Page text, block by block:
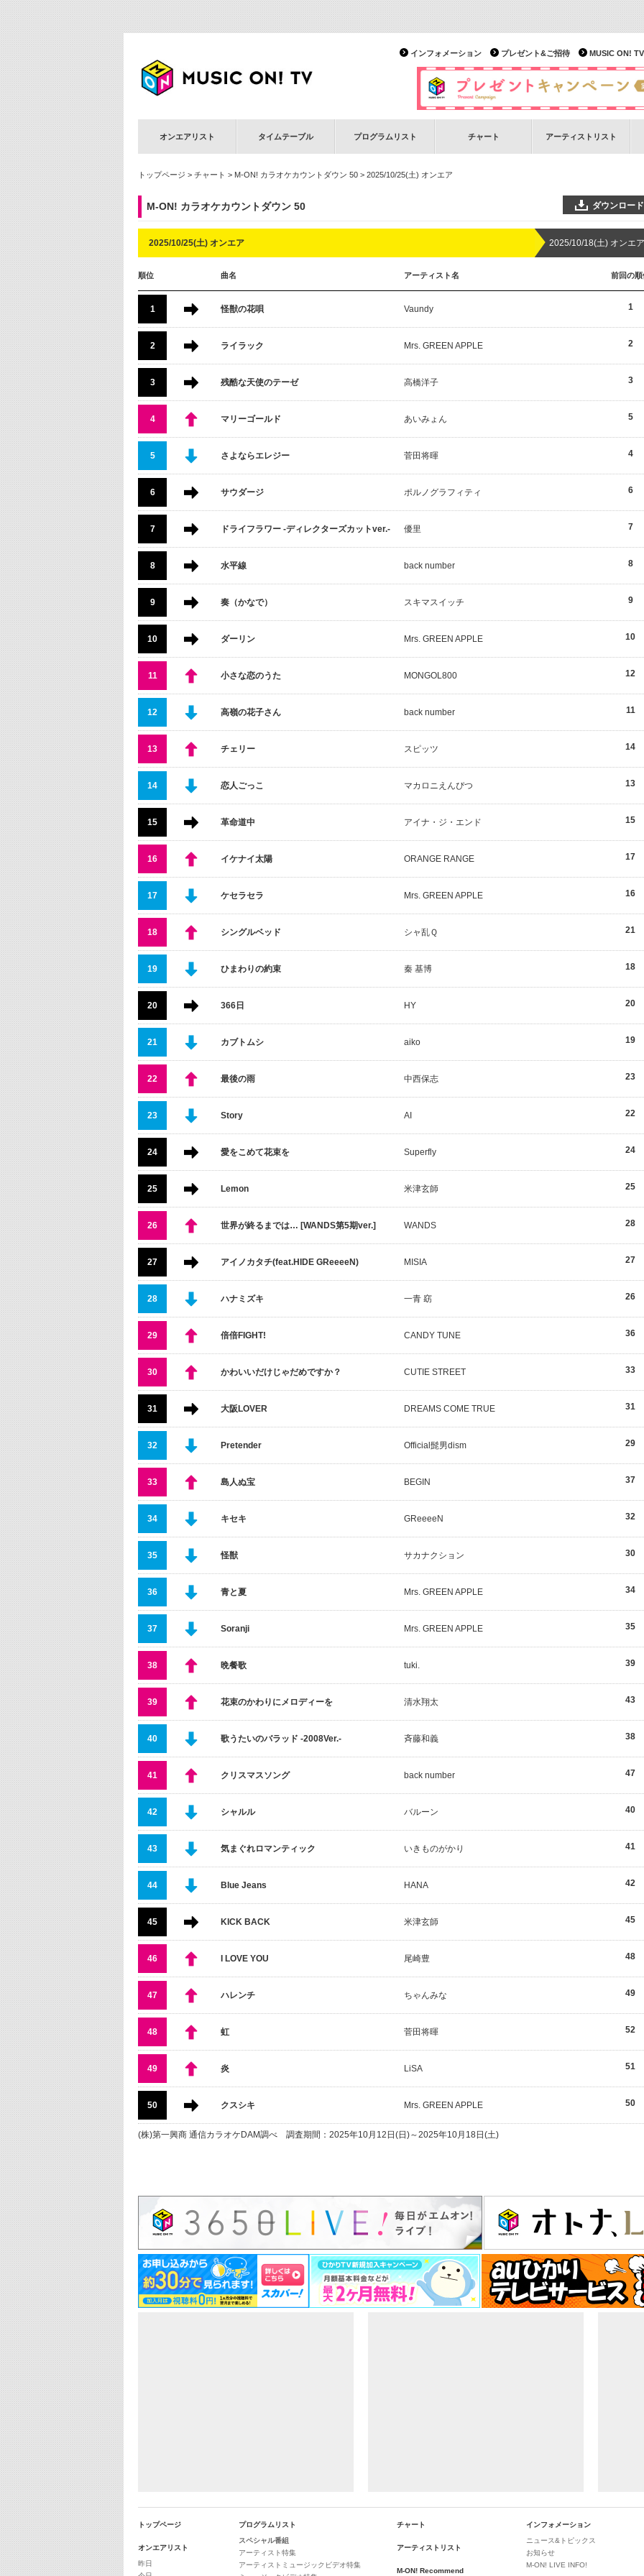
MUSIC ON!
プレゼント&ご招待
インフォメーション
オンエアリスト タイムテーブル プログラムリスト チャート アーティストリスト
トップページ > チャート > M-ON! カラオケカウントダウン 50 > 2025/10/25(土) オンエア
ダウンロード
M-ON! カラオケカウントダウン 50
2025/10/25(土) オンエア 2025/10/18(土) オンエア
順位 曲名 アーティスト名 前回の順
1 怪獣の花唄 Vaundy 1
2 ライラック Mrs. GREEN APPLE 2
3 残酷な天使のテーゼ 高橋洋子 3
4 マリーゴールド あいみょん 5
5 さよならエレジー 菅田将暉 4
6 サウダージ ポルノグラフィティ 6
7 ドライフラワー -ディレクターズカットver.- 優里 7
8 水平線 back number 8
9 奏（かなで） スキマスイッチ 9
10 ダーリン Mrs. GREEN APPLE 10
11 小さな恋のうた MONGOL800 12
12 高嶺の花子さん back number 11
13 チェリー スピッツ 14
14 恋人ごっこ マカロニえんぴつ 13
15 革命道中 アイナ・ジ・エンド 15
16 イケナイ太陽 ORANGE RANGE 17
17 ケセラセラ Mrs. GREEN APPLE 16
18 シングルベッド シャ乱Ｑ 21
19 ひまわりの約束 秦 基博 18
20 366日 HY 20
21 カブトムシ aiko 19
22 最後の雨 中西保志 23
23 Story AI 22
24 愛をこめて花束を Superfly 24
25 Lemon 米津玄師 25
26 世界が終るまでは… [WANDS第5期ver.] WANDS 28
27 アイノカタチ(feat.HIDE GReeeeN) MISIA 27
28 ハナミズキ 一青 窈 26
29 倍倍FIGHT! CANDY TUNE 36
30 かわいいだけじゃだめですか？ CUTIE STREET 33
31 大阪LOVER DREAMS COME TRUE 31
32 Pretender Official髭男dism 29
33 島人ぬ宝 BEGIN 37
34 キセキ GReeeeN 32
35 怪獣 サカナクション 30
36 青と夏 Mrs. GREEN APPLE 34
37 Soranji Mrs. GREEN APPLE 35
38 晩餐歌 tuki. 39
39 花束のかわりにメロディーを 清水翔太 43
40 歌うたいのバラッド -2008Ver.- 斉藤和義 38
41 クリスマスソング back number 47
42 シャルル バルーン 40
43 気まぐれロマンティック いきものがかり 41
44 Blue Jeans HANA 42
45 KICK BACK 米津玄師 45
46 I LOVE YOU 尾崎豊 48
47 ハレンチ ちゃんみな 49
48 虹 菅田将暉 52
49 炎 LiSA 51
50 クスシキ Mrs. GREEN APPLE 50
(株)第一興商 通信カラオケDAM調べ 調査期間：2025年10月12日(日)～2025年10月18日(土)
トップページ
オンエアリスト
昨日
プログラムリスト
スペシャル番組
アーティスト特集
アーティストミュージックビデオ特集
チャート
アーティストリスト
M-ON! Recommend
インフォメーション
ニュース&トピックス
お知らせ
M-ON! LIVE INFO!